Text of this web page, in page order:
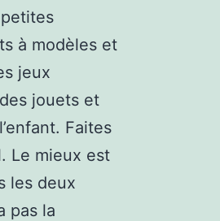
à modèles et
jeux
jouets et
Faites
Le mieux est
les deux
pas la